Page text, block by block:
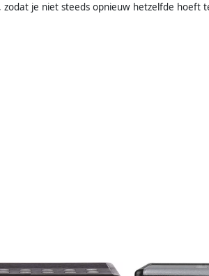
je niet steeds opnieuw hetzelfde hoeft